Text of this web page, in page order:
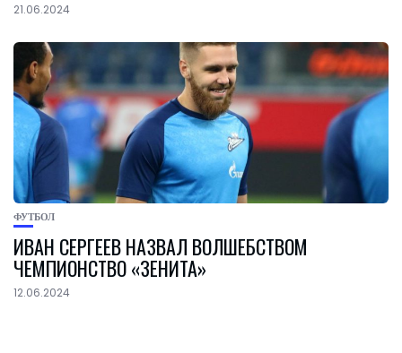
21.06.2024
ФУТБОЛ
ИВАН СЕРГЕЕВ НАЗВАЛ ВОЛШЕБСТВОМ
ЧЕМПИОНСТВО «ЗЕНИТА»
12.06.2024